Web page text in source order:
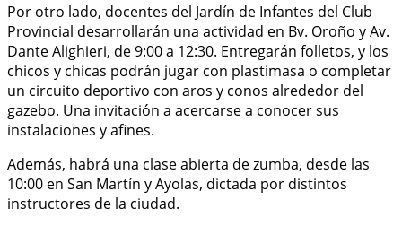
Por otro lado, docentes del Jardín de Infantes del Club
Provincial desarrollarán una actividad en Bv. Oroño y Av.
Dante Alighieri, de 9:00 a 12:30. Entregarán folletos, y los
chicos y chicas podrán jugar con plastimasa o completar
un circuito deportivo con aros y conos alrededor del
gazebo. Una invitación a acercarse a conocer sus
instalaciones y afines.
Además, habrá una clase abierta de zumba, desde las
10:00 en San Martín y Ayolas, dictada por distintos
instructores de la ciudad.